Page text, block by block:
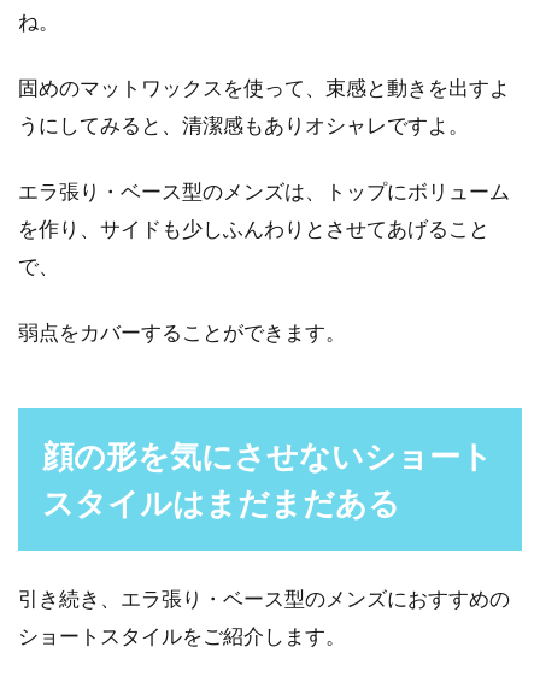
ね。
固めのマットワックスを使って、束感と動きを出すよ
うにしてみると、清潔感もありオシャレですよ。
エラ張り・ベース型のメンズは、トップにボリューム
を作り、サイドも少しふんわりとさせてあげること
で、
弱点をカバーすることができます。
顔の形を気にさせないショート
スタイルはまだまだある
引き続き、エラ張り・ベース型のメンズにおすすめの
ショートスタイルをご紹介します。